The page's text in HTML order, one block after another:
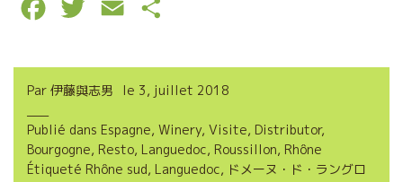
c
b
o
i
t
e
a
l
r
a
g
Par 伊藤與志男 le 3, juillet 2018
Publié dans Espagne, Winery, Visite, Distributor,
Bourgogne, Resto, Languedoc, Roussillon, Rhône
Étiqueté Rhône sud, Languedoc, ドメーヌ・ド・ラングロ